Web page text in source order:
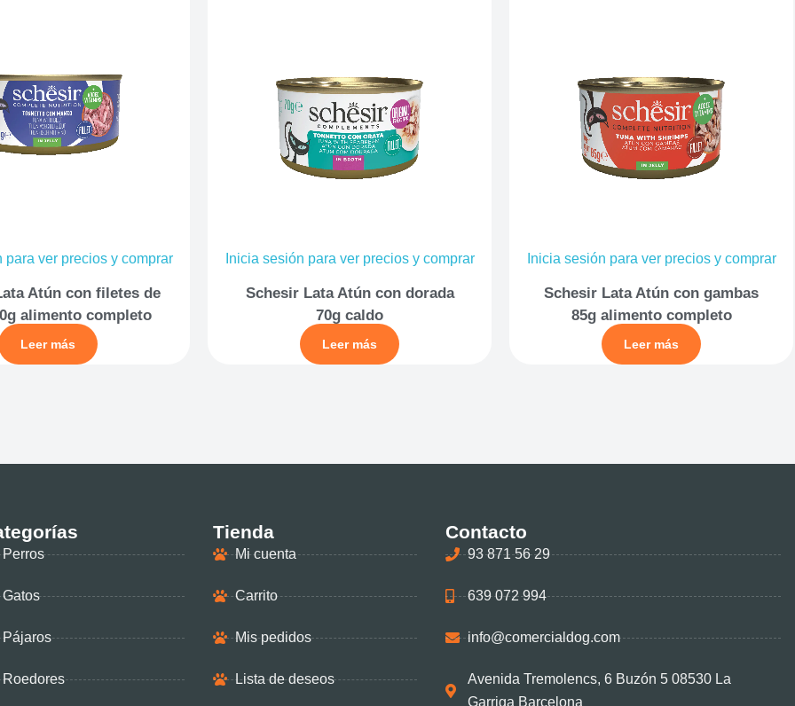
para ver precios y comprar
Atún con filetes de
alimento completo
Leer más
Inicia sesión para ver precios y comprar
Schesir Lata Atún con dorada
70g caldo
Leer más
Inicia sesión para ver precios y comprar
Schesir Lata Atún con gambas
85g alimento completo
Leer más
Perros
Gatos
Pájaros
Roedores
Tienda
Mi cuenta
Carrito
Mis pedidos
Lista de deseos
Contacto
93 871 56 29
639 072 994
info@comercialdog.com
Avenida Tremolencs, 6 Buzón 5 08530 La
Garriga Barcelona